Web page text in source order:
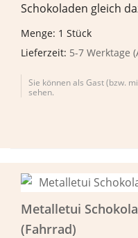
Schokoladen gleich
Menge: 1 Stück
Lieferzeit: 5-7 Werktage
Sie können als Gast (bzw.
sehen.
Metalletui
(Fahrrad)